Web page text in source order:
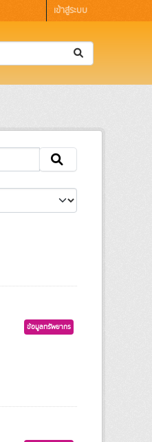
เข้าสู่ระบบ
ข้อมูลทรัพยากร